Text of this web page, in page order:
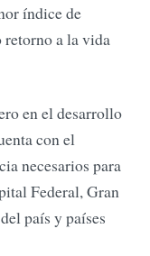
índice de
retorno a la vida
en el desarrollo
con el
necesarios para
Federal, Gran
país y países